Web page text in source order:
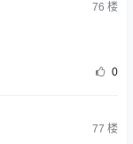
76 楼
0
77 楼